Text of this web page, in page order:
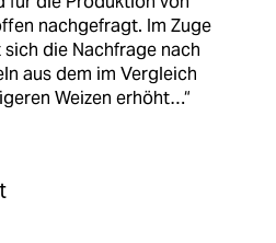
nachgefragt. Im Zuge
die Nachfrage nach
aus dem im Vergleich
Weizen erhöht…“